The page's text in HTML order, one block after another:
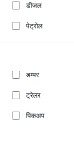
डीजल
पेट्रोल
डम्पर
ट्रेलर
पिकअप